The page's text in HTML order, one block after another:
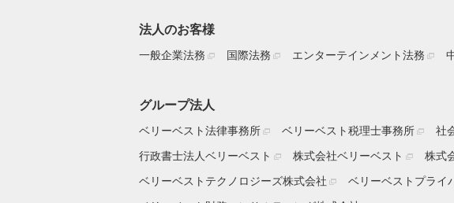
法人のお客様
一般企業法務 国際法務 エンターテインメント法務
グループ法人
ベリーベスト法律事務所 ベリーベスト税理士事務所 社
行政書士法人ベリーベスト
株式会社ベリーベスト 株式
ベリーベストテクノロジーズ株式会社
ベリーベストプライ